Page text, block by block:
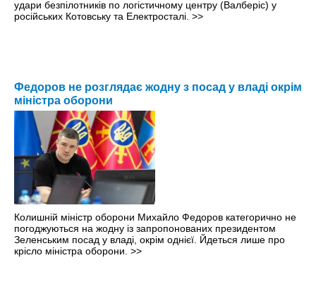
удари безпілотників по логістичному центру (Валберіс) у
російських Котовську та Електросталі. >>
Федоров не розглядає жодну з посад у владі окрім
міністра оборони
Колишній міністр оборони Михайло Федоров категорично не
погоджуються на жодну із запропонованих президентом
Зеленським посад у владі, окрім однієї. Йдеться лише про
крісло міністра оборони. >>